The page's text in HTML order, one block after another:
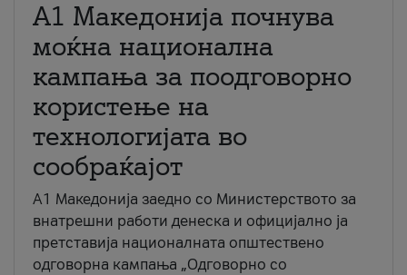
A1 Македонија почнува
моќна национална
кампања за поодговорно
користење на
технологијата во
сообраќајот
A1 Македонија заедно со Министерството за
внатрешни работи денеска и официјално ја
претставија националната општествено
одговорна кампања „Одговорно со